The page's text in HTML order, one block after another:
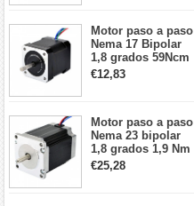
Motor paso a paso
Nema 17 Bipolar
1,8 grados 59Ncm
2A 42x48mm 4
cables compatible
€12,83
Motor paso a paso
Nema 23 bipolar
1,8 grados 1,9 Nm
2,8 A 3,2 V
57x57x76mm 4
€25,28